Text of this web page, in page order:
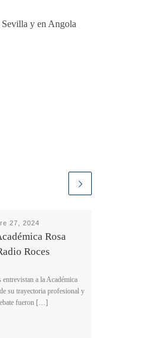
y en Angola
27, 2024
Rosa
Roces
a la Académica
su trayectoria profesional y
fueron […]